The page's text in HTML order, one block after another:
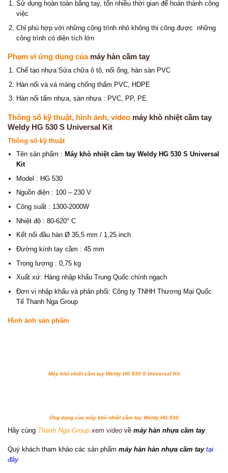
Sử dụng hoàn toàn bằng tay, tốn nhiều thời gian để hoàn thành công
việc
Chỉ phù hợp với những công trình nhỏ không thi công được những
công trình có diện tích lớn
Phạm vi ứng dụng của máy hàn cầm tay
Chế tạo nhựa Sửa chữa ô tô, nối ống, hàn sàn PVC
Hàn nối và vá màng chống thấm PVC, HDPE
Hàn nối tấm nhựa, sàn nhựa : PVC, PP, PE
Thông số kỹ thuật, hình ảnh, video máy khò nhiệt cầm tay
Weldy HG 530 S Universal Kit
Thông số kỹ thuật
Tên sản phẩm : Máy khò nhiệt cầm tay Weldy HG 530 S Universal
Kit
Model : HG 530
Nguồn điện : 100 – 230 V
Công suất : 1300-2000W
Nhiệt độ : 80-620° C
Kết nối đầu hàn Ø 35,5 mm / 1,25 inch
Đường kính tay cầm : 45 mm
Trọng lượng : 0,75 kg
Xuất xứ: Hàng nhập khẩu Trung Quốc chính ngạch
Đơn vị nhập khẩu và phân phối: Công ty TNHH Thương Mại Quốc
Tế Thanh Nga Group
Hình ảnh sản phẩm
Máy khò nhiệt cầm tay Weldy HG 530 S Universal Kit
Ứng dụng của máy khò nhiệt cầm tay Weldy HG 530
Hãy cùng Thanh Nga Group xem video về máy hàn nhựa cầm tay
Quý khách tham khảo các sản phẩm máy hàn hàn nhựa cầm tay tại
đây